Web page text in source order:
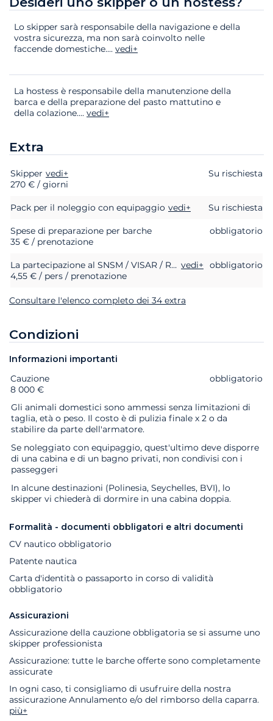
Lo skipper sarà responsabile della navigazione e della
vostra sicurezza, ma non sarà coinvolto nelle
faccende domestiche.... vedi+
La hostess è responsabile della manutenzione della
barca e della preparazione del pasto mattutino e
della colazione.... vedi+
Extra
Extra Stato Prezzo
Skipper vedi+
Su rischiesta
270 € / giorni
Pack per il noleggio con equipaggio vedi+ Su rischiesta
Spese di preparazione per barche
obbligatorio
35 € / prenotazione
La partecipazione al SNSM / VISAR / RNLI (soccorso in mare) vedi+
obbligatorio
4,55 € / pers / prenotazione
Consultare l'elenco completo dei 34 extra
Condizioni
Informazioni importanti
Extra Stato
Cauzione
obbligatorio
8 000 €
Gli animali domestici sono ammessi senza limitazioni di
taglia, età o peso. Il costo è di pulizia finale x 2 o da
stabilire da parte dell'armatore.
Se noleggiato con equipaggio, quest'ultimo deve disporre
di una cabina e di un bagno privati, non condivisi con i
passeggeri
In alcune destinazioni (Polinesia, Seychelles, BVI), lo
skipper vi chiederà di dormire in una cabina doppia.
Formalità - documenti obbligatori e altri documenti
CV nautico obbligatorio
Patente nautica
Carta d'identità o passaporto in corso di validità
obbligatorio
Assicurazioni
Assicurazione della cauzione obbligatoria se si assume uno
skipper professionista
Assicurazione: tutte le barche offerte sono completamente
assicurate
In ogni caso, ti consigliamo di usufruire della nostra
assicurazione Annulamento e/o del rimborso della caparra.
più+